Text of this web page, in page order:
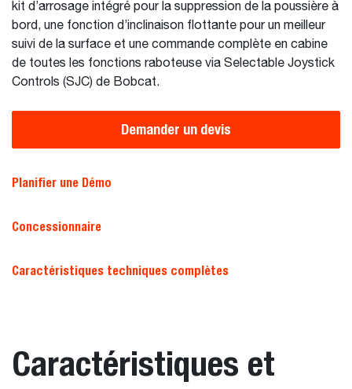
kit d’arrosage intégré pour la suppression de la poussière à
bord, une fonction d’inclinaison flottante pour un meilleur
suivi de la surface et une commande complète en cabine
de toutes les fonctions raboteuse via Selectable Joystick
Controls (SJC) de Bobcat.
Demander un devis
Planifier une Démo
Concessionnaire
Caractéristiques techniques complètes
Caractéristiques et